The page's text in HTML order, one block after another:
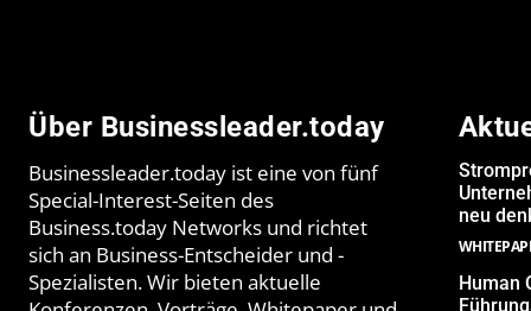
Über Businessleader.today
Businessleader.today ist eine von fünf
Special-Interest-Seiten des
Business.today Networks und richtet
sich an Business-Entscheider und -
Spezialisten. Wir bieten aktuelle
neu
Human